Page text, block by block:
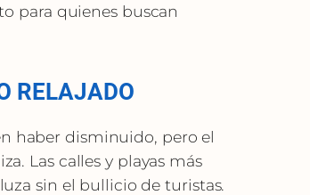
para quienes buscan
RELAJADO
haber disminuido, pero el
Las calles y playas más
sin el bullicio de turistas.